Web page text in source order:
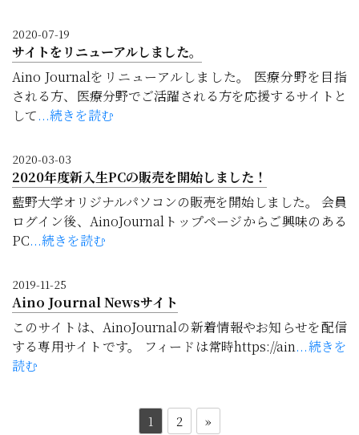
2020-07-19
サイトをリニューアルしました。
Aino Journalをリニューアルしました。 医療分野を目指
される方、医療分野でご活躍される方を応援するサイトと
して...続きを読む
2020-03-03
2020年度新入生PCの販売を開始しました！
藍野大学オリジナルパソコンの販売を開始しました。 会員
ログイン後、AinoJournalトップページからご興味のある
PC...続きを読む
2019-11-25
Aino Journal Newsサイト
このサイトは、AinoJournalの新着情報やお知らせを配信
する専用サイトです。 フィードは常時https://ain...続きを
読む
1 2 »